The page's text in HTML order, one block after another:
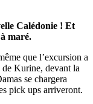
Calédonie ! Et
maré.
que l’excursion a
de Kurine, devant la
se chargera
pick ups arriveront.